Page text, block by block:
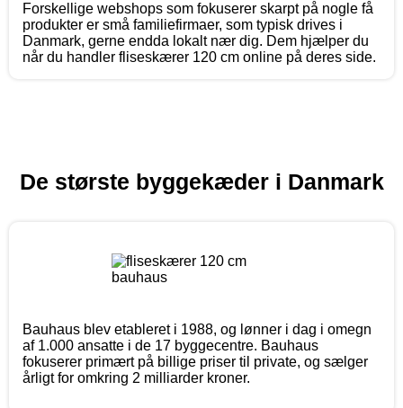
Forskellige webshops som fokuserer skarpt på nogle få
produkter er små familiefirmaer, som typisk drives i
Danmark, gerne endda lokalt nær dig. Dem hjælper du
når du handler fliseskærer 120 cm online på deres side.
De største byggekæder i Danmark
Bauhaus blev etableret i 1988, og lønner i dag i omegn
af 1.000 ansatte i de 17 byggecentre. Bauhaus
fokuserer primært på billige priser til private, og sælger
årligt for omkring 2 milliarder kroner.